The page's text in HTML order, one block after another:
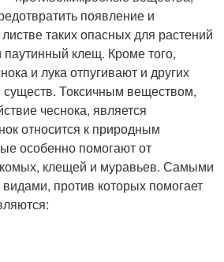
появление и
таких опасных для растений
паутинный клещ. Кроме того,
и лука отпугивают и других
Токсичным веществом,
чеснока, является
относится к природным
особенно помогают от
клещей и муравьев. Самыми
против которых помогает